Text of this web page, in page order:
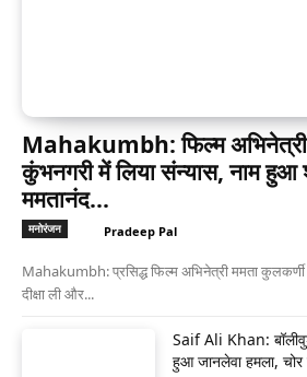
Mahakumbh: फिल्म अभिनेत्री
कुंभनगरी में लिया संन्यास, नाम हुआ
ममतानंद...
मनोरंजन Pradeep Pal
Mahakumbh: प्रसिद्ध फिल्म अभिनेत्री ममता
दीक्षा ली और...
Saif Ali Khan:
हुआ जानलेवा हमला,